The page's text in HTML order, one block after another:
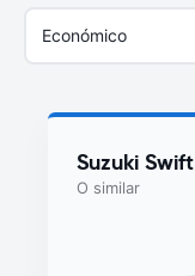
Económico
Suzuki Swift
O similar